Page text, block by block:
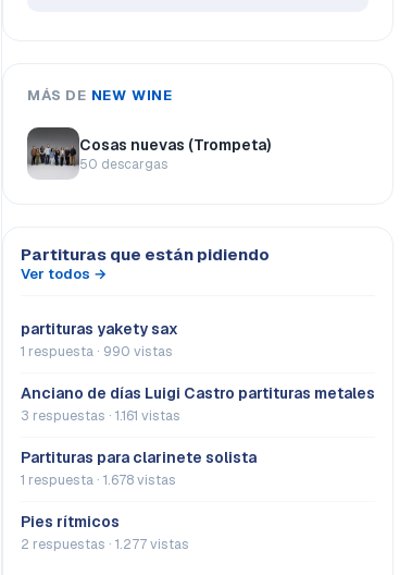
MÁS DE NEW WINE
Cosas nuevas (Trompeta)
50 descargas
Partituras que están pidiendo
Ver todos →
partituras yakety sax
1 respuesta · 990 vistas
Anciano de días Luigi Castro partituras metales
3 respuestas · 1.161 vistas
Partituras para clarinete solista
1 respuesta · 1.678 vistas
Pies rítmicos
2 respuestas · 1.277 vistas